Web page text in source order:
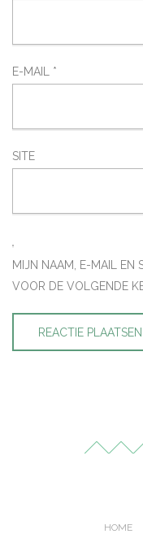
E-MAIL *
SITE
MIJN NAAM, E-MAIL EN
VOOR DE VOLGENDE
HOME